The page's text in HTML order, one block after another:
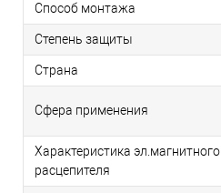
Способ монтажа
Степень защиты
Страна
Сфера применения
Характеристика эл.магнитного
расцепителя